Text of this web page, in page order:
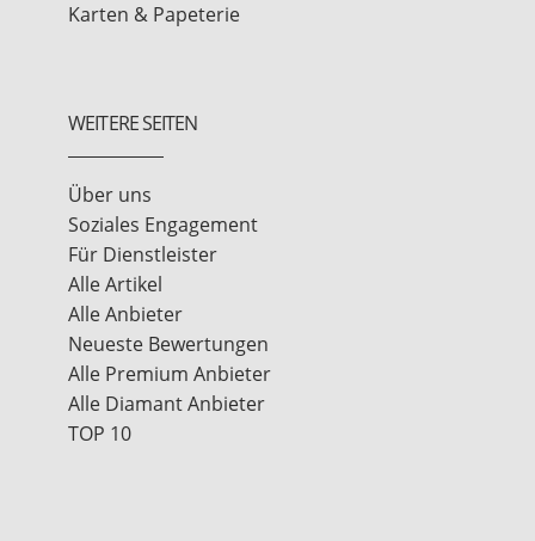
Karten & Papeterie
WEITERE SEITEN
Über uns
Soziales Engagement
Für Dienstleister
Alle Artikel
Alle Anbieter
Neueste Bewertungen
Alle Premium Anbieter
Alle Diamant Anbieter
TOP 10